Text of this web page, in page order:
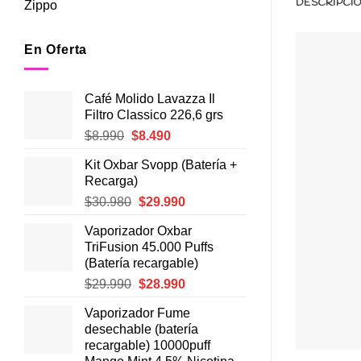
Zippo
En Oferta
Café Molido Lavazza Il
Filtro Classico 226,6 grs
$8.990 El
original
era:
$8.990.
$8.490El
actual
$8.490.
Kit Oxbar Svopp (Batería +
Recarga)
$30.980 El
original
era:
$30.980.
$29.990El
actual
es:
$29.990.
Vaporizador Oxbar
TriFusion 45.000 Puffs
(Batería recargable)
$29.990 El
original
era:
$29.990.
$28.990El
actual
es:
$28.990.
Vaporizador Fume
desechable (batería
recargable) 10000puff